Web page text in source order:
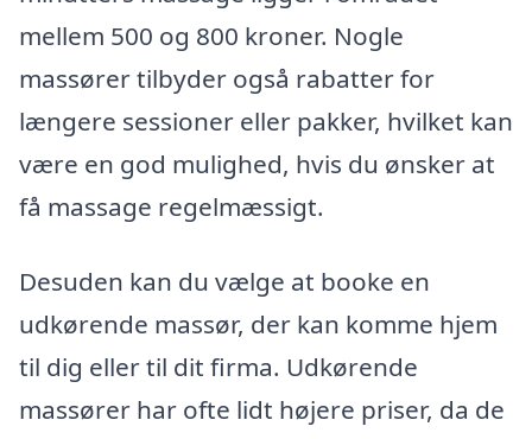
mellem 500 og 800 kroner. Nogle
massører tilbyder også rabatter for
længere sessioner eller pakker, hvilket kan
være en god mulighed, hvis du ønsker at
få massage regelmæssigt.
Desuden kan du vælge at booke en
udkørende massør, der kan komme hjem
til dig eller til dit firma. Udkørende
massører har ofte lidt højere priser, da de